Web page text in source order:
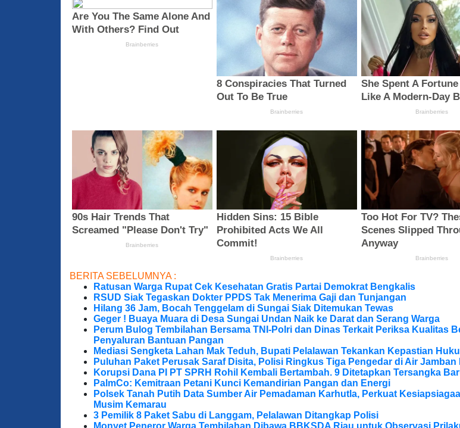
BERITA SEBELUMNYA :
Ratusan Warga Rupat Cek Kesehatan Gratis Partai Demokrat Bengkalis
RSUD Siak Tegaskan Dokter PPDS Tak Menerima Gaji dan Tunjangan
Hilang 36 Jam, Bocah Tenggelam di Sungai Siak Ditemukan Tewas
Geger ! Buaya Muara di Desa Sungai Undan Naik ke Darat dan Serang Warga
Perum Bulog Tembilahan Bersama TNI-Polri dan Dinas Terkait Periksa Kualitas
Penyaluran Bantuan Pangan
Mediasi Sengketa Lahan Mak Teduh, Bupati Pelalawan Tekankan Kepastian
Puluhan Paket Perusak Saraf Disita, Polisi Ringkus Tiga Pengedar di Air
Korupsi Dana PI PT SPRH Rohil Kembali Bertambah. 9 Ditetapkan Tersangka
PalmCo: Kemitraan Petani Kunci Kemandirian Pangan dan Energi
Polsek Tanah Putih Data Sumber Air Pemadaman Karhutla, Perkuat
Musim Kemarau
3 Pemilik 8 Paket Sabu di Langgam, Pelalawan Ditangkap Polisi